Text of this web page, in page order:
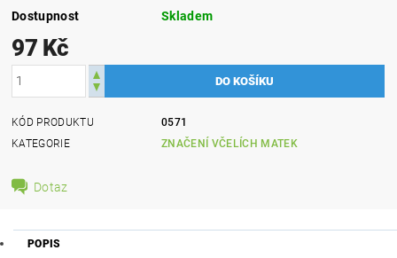
Dostupnost Skladem
97 Kč
KÓD PRODUKTU
0571
KATEGORIE
ZNAČENÍ VČELÍCH MATEK
Dotaz
POPIS